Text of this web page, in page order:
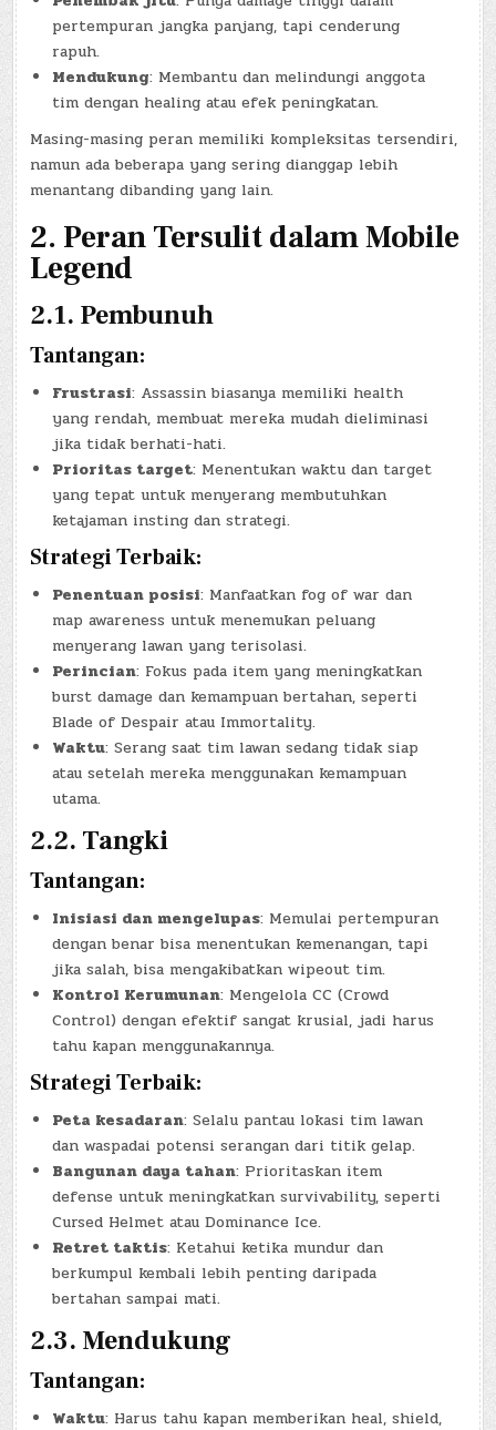
pertempuran jangka panjang, tapi cenderung
rapuh.
Mendukung: Membantu dan melindungi anggota
tim dengan healing atau efek peningkatan.
Masing-masing peran memiliki kompleksitas tersendiri,
namun ada beberapa yang sering dianggap lebih
menantang dibanding yang lain.
2. Peran Tersulit dalam Mobile
Legend
2.1. Pembunuh
Tantangan:
Frustrasi: Assassin biasanya memiliki health
yang rendah, membuat mereka mudah dieliminasi
jika tidak berhati-hati.
Prioritas target: Menentukan waktu dan target
yang tepat untuk menyerang membutuhkan
ketajaman insting dan strategi.
Strategi Terbaik:
Penentuan posisi: Manfaatkan fog of war dan
map awareness untuk menemukan peluang
menyerang lawan yang terisolasi.
Perincian: Fokus pada item yang meningkatkan
burst damage dan kemampuan bertahan, seperti
Blade of Despair atau Immortality.
Waktu: Serang saat tim lawan sedang tidak siap
atau setelah mereka menggunakan kemampuan
utama.
2.2. Tangki
Tantangan:
Inisiasi dan mengelupas: Memulai pertempuran
dengan benar bisa menentukan kemenangan, tapi
jika salah, bisa mengakibatkan wipeout tim.
Kontrol Kerumunan: Mengelola CC (Crowd
Control) dengan efektif sangat krusial, jadi harus
tahu kapan menggunakannya.
Strategi Terbaik:
Peta kesadaran: Selalu pantau lokasi tim lawan
dan waspadai potensi serangan dari titik gelap.
Bangunan daya tahan: Prioritaskan item
defense untuk meningkatkan survivability, seperti
Cursed Helmet atau Dominance Ice.
Retret taktis: Ketahui ketika mundur dan
berkumpul kembali lebih penting daripada
bertahan sampai mati.
2.3. Mendukung
Tantangan:
Waktu: Harus tahu kapan memberikan heal, shield,